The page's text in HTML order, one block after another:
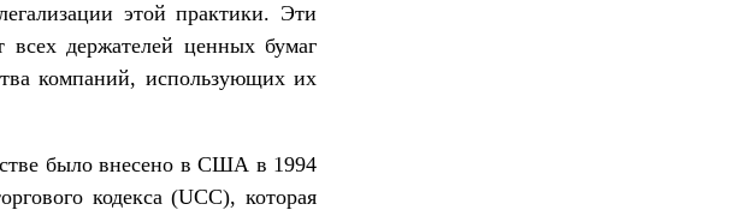
этой практики. Эти
всех держателей ценных бумаг
компаний, использующих их
было внесено в США в 1994
кодекса (UCC), которая